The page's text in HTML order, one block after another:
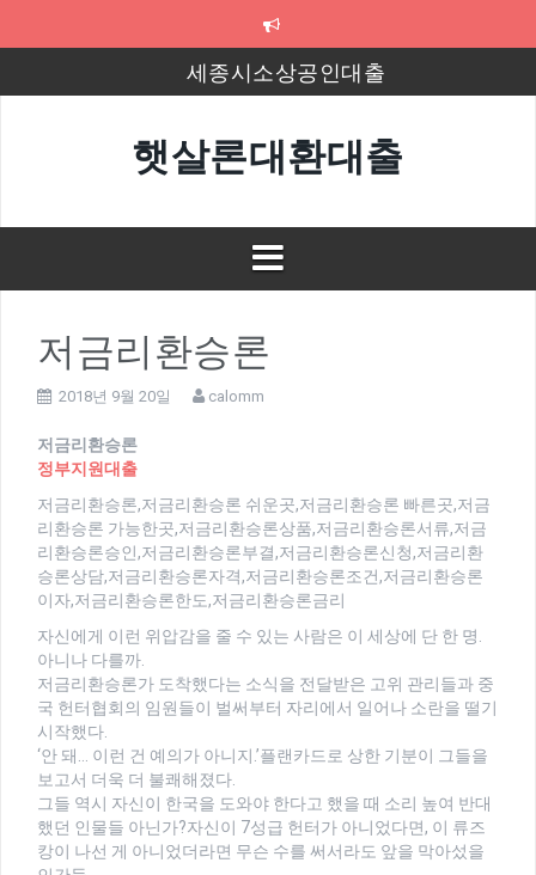
세종시소상공인대출
8천만원대출
농지대출
신규사업자햇살론대출
평택사업자대출
햇살론대환대출
저금리환승론
2018년 9월 20일 calomm
저금리환승론
정부지원대출
저금리환승론,저금리환승론 쉬운곳,저금리환승론 빠른곳,저금
리환승론 가능한곳,저금리환승론상품,저금리환승론서류,저금
리환승론승인,저금리환승론부결,저금리환승론신청,저금리환
승론상담,저금리환승론자격,저금리환승론조건,저금리환승론
이자,저금리환승론한도,저금리환승론금리
자신에게 이런 위압감을 줄 수 있는 사람은 이 세상에 단 한 명.
아니나 다를까.
저금리환승론가 도착했다는 소식을 전달받은 고위 관리들과 중
국 헌터협회의 임원들이 벌써부터 자리에서 일어나 소란을 떨기
시작했다.
‘안 돼… 이런 건 예의가 아니지.’플랜카드로 상한 기분이 그들을
보고서 더욱 더 불쾌해졌다.
그들 역시 자신이 한국을 도와야 한다고 했을 때 소리 높여 반대
했던 인물들 아닌가?자신이 7성급 헌터가 아니었다면, 이 류즈
캉이 나선 게 아니었더라면 무슨 수를 써서라도 앞을 막아섰을